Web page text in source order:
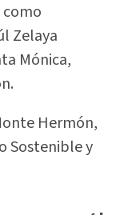
Zelaya
Mónica,
Hermón,
Sostenible y